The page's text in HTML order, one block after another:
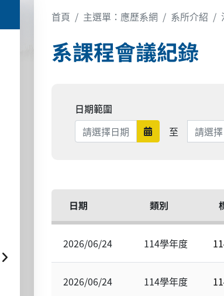
首頁 主選單：應歷系網 系所介紹
系課程會議紀錄
日期範圍
日期範圍開始
至 日期範
日期 類別
2026/06/24 114學年度
2026/06/24 114學年度